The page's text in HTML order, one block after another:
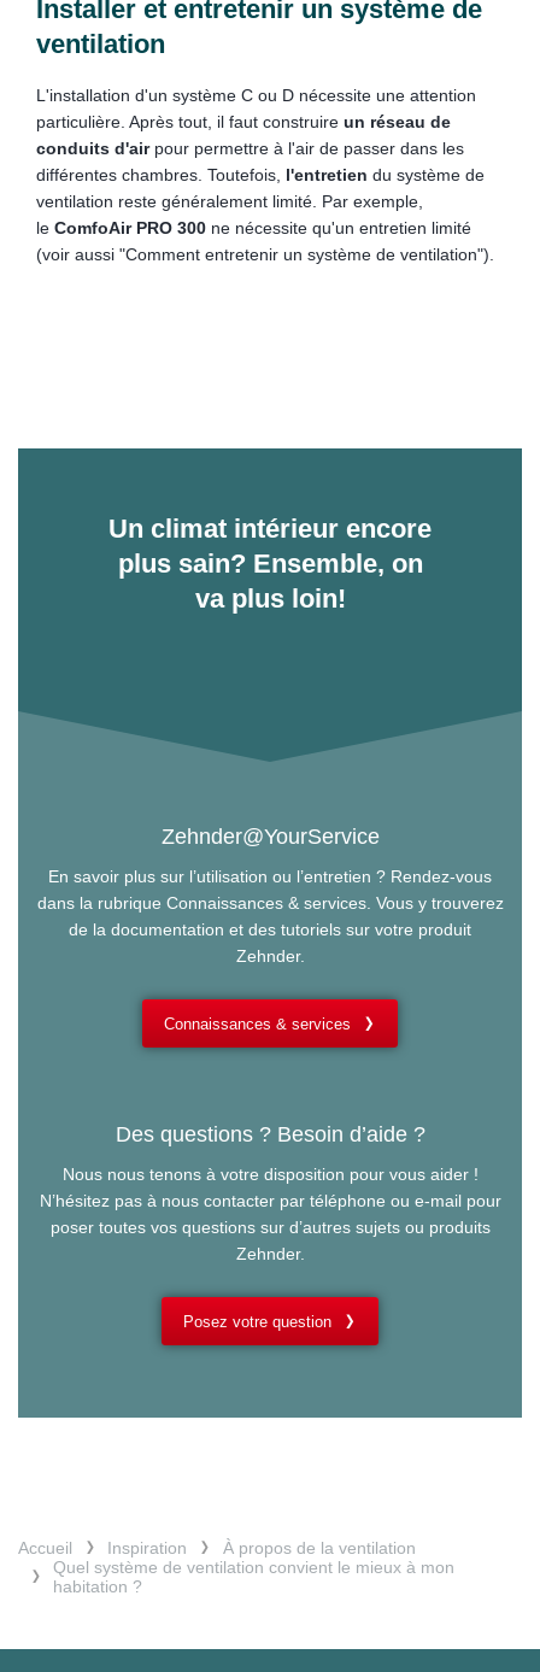
Installer et entretenir un système de
ventilation
L'installation d'un système C ou D nécessite une attention
particulière. Après tout, il faut construire un réseau de
conduits d'airpour permettre à l'air de passer dans les
différentes chambres. Toutefois, l'entretien du système de
ventilation reste généralement limité. Par exemple,
le ComfoAir PRO 300 ne nécessite qu'un entretien limité
(voir aussi "Comment entretenir un système de ventilation").
Un climat intérieur encore
plus sain? Ensemble, on
va plus loin!
Zehnder@YourService
En savoir plus sur l’utilisation ou l’entretien ? Rendez-vous
dans la rubrique Connaissances & services. Vous y trouverez
de la documentation et des tutoriels sur votre produit
Zehnder.
Connaissances & services
Des questions ? Besoin d’aide ?
Nous nous tenons à votre disposition pour vous aider !
N’hésitez pas à nous contacter par téléphone ou e-mail pour
poser toutes vos questions sur d’autres sujets ou produits
Zehnder.
Posez votre question
Accueil Inspiration
À propos de la ventilation
Quel système de ventilation convient le mieux à mon
habitation ?